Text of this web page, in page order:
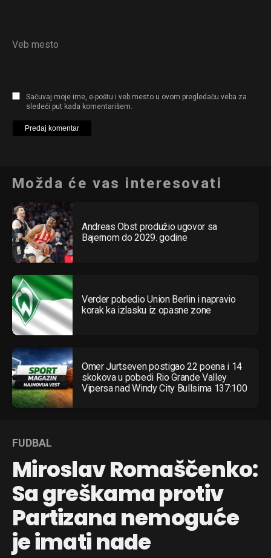
Veb mesto
Sačuvaj moje ime, e-poštu i veb mesto u ovom pregledaču veba za
sledeći put kada komentarišem.
Možda će vas interesovati
Andreas Obst produžio ugovor sa
Bajernom do 2029. godine
Verder pobedio Union Berlin i napravio
korak ka izlasku iz opasne zone
Omer Jurtseven postigao 22 poena i 14
skokova u pobedi Rio Grande Valley
Vipersa nad Windy City Bullsima 137:100
FUDBAL
Miroslav Romaščenko:
Sa greškama protiv
Partizana nemoguće
je imati nade